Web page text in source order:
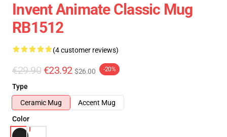
Invent Animate Classic Mug
RB1512
(4 customer reviews)
€29.90 €23.92 $26.00 -20%
Type
Ceramic Mug
Accent Mug
Color